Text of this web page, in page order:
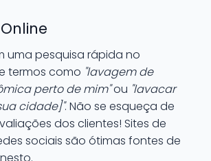
uma pesquisa rápida no
termos como "lavagem de
perto de mim"ou "lavacar
cidade]". Não se esqueça de
dos clientes! Sites de
sociais são ótimas fontes de